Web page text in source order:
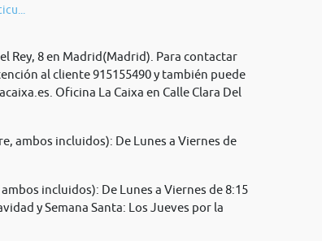
Rey, 8 en Madrid(Madrid). Para contactar
al cliente 915155490 y también puede
. Oficina La Caixa en Calle Clara Del
ambos incluidos): De Lunes a Viernes de
incluidos): De Lunes a Viernes de 8:15
y Semana Santa: Los Jueves por la